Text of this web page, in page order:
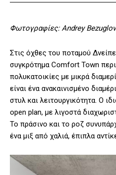
Φωτογραφίες: Andrey Bezuglov
Στις όχθες του ποταμού
συγκρότημα Comfort Town
πολυκατοικίες με μικρά
είναι ένα ανακαινισμένο
στυλ και λειτουργικότητα. Ο
open plan, με λιγοστά
Το πράσινο και το ροζ
ένα μιξ από χαλιά, έπιπλα